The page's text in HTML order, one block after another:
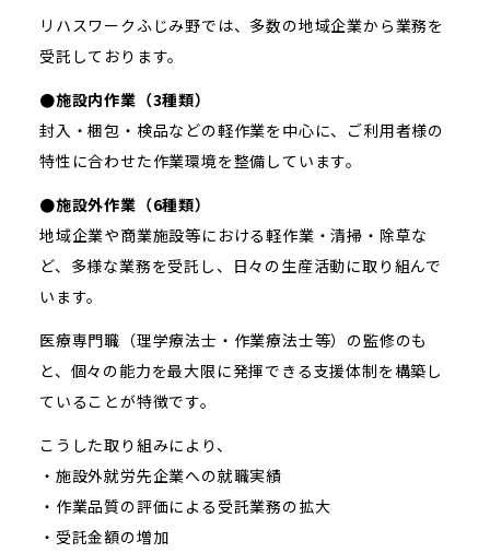
リハスワークふじみ野では、多数の地域企業から業務を
受託しております。
●施設内作業（3種類）
封入・梱包・検品などの軽作業を中心に、ご利用者様の
特性に合わせた作業環境を整備しています。
●施設外作業（6種類）
地域企業や商業施設等における軽作業・清掃・除草な
ど、多様な業務を受託し、日々の生産活動に取り組んで
います。
医療専門職（理学療法士・作業療法士等）の監修のも
と、個々の能力を最大限に発揮できる支援体制を構築し
ていることが特徴です。
こうした取り組みにより、
・施設外就労先企業への就職実績
・作業品質の評価による受託業務の拡大
・受託金額の増加